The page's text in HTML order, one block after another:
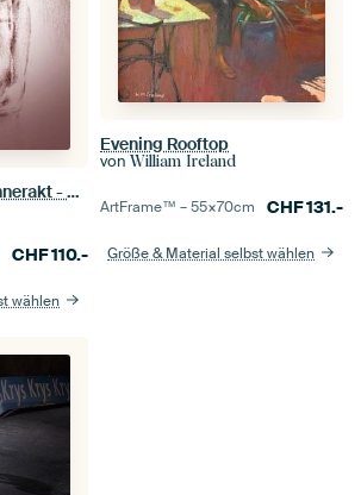
Verführerischer Männerakt - erotische Zeichnungen
CHF110.-
wählen
Evening Rooftop
von William Ireland
ArtFrame™ –55×70cm CHF131.-
Größe & Material selbst wählen